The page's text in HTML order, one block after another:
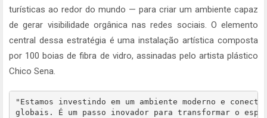
turísticas ao redor do mundo — para criar um ambiente capaz
de gerar visibilidade orgânica nas redes sociais. O elemento
central dessa estratégia é uma instalação artística composta
por 100 boias de fibra de vidro, assinadas pelo artista plástico
Chico Sena.
"Estamos investindo em um ambiente moderno e
globais. É um passo inovador para transformar o